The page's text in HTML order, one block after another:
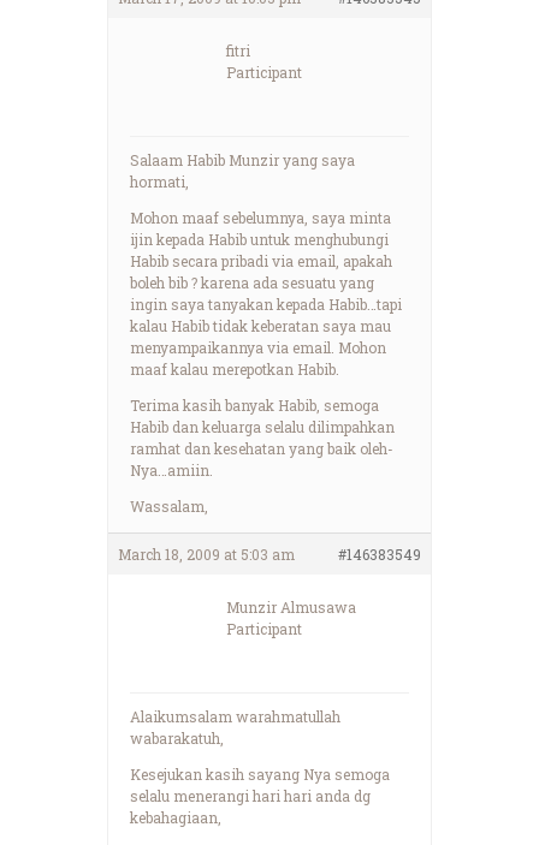
fitri
Participant
Salaam Habib Munzir yang saya
hormati,
Mohon maaf sebelumnya, saya minta
ijin kepada Habib untuk menghubungi
Habib secara pribadi via email, apakah
boleh bib ? karena ada sesuatu yang
ingin saya tanyakan kepada Habib…tapi
kalau Habib tidak keberatan saya mau
menyampaikannya via email. Mohon
maaf kalau merepotkan Habib.
Terima kasih banyak Habib, semoga
Habib dan keluarga selalu dilimpahkan
ramhat dan kesehatan yang baik oleh-
Nya…amiin.
Wassalam,
March 18, 2009 at 5:03 am #146383549
Munzir Almusawa
Participant
Alaikumsalam warahmatullah
wabarakatuh,
Kesejukan kasih sayang Nya semoga
selalu menerangi hari hari anda dg
kebahagiaan,